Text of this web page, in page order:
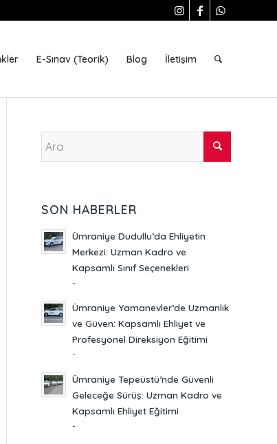
E-Sınav (Teorik) Blog İletişim
SON HABERLER
Ümraniye Dudullu’da Ehliyetin
Merkezi: Uzman Kadro ve
Kapsamlı Sınıf Seçenekleri
-
Ümraniye Yamanevler’de Uzmanlık
ve Güven: Kapsamlı Ehliyet ve
Profesyonel Direksiyon Eğitimi
-
Ümraniye Tepeüstü’nde Güvenli
Geleceğe Sürüş: Uzman Kadro ve
Kapsamlı Ehliyet Eğitimi
-